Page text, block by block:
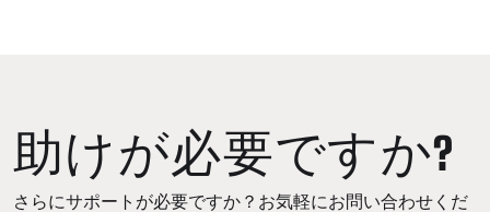
助けが必要ですか?
さらにサポートが必要ですか？お気軽にお問い合わせくだ